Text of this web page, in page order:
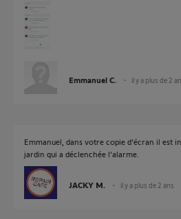
Emmanuel C. il y a plus de 2
Emmanuel, dans votre copie d'écran il est
jardin qui a déclenchée l'alarme.
JACKY M. il y a plus de 2 ans